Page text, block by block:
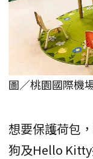
圖／桃園國際機
想要保護荷包
狗及Hello